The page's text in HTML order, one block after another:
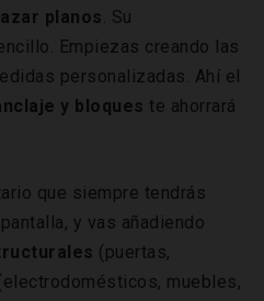
planos. Su
Empiezas creando las
personalizadas. Ahí el
y bloques te ahorrará
que siempre tendrás
y vas añadiendo
(puertas,
muebles,